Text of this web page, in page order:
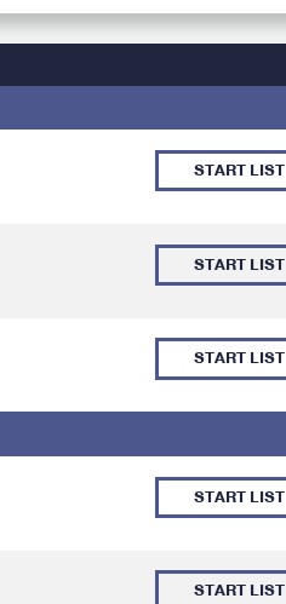
START LIST
START LIST
START LIST
START LIST
START LIST